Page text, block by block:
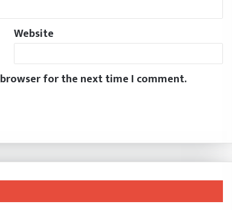
Website
for the next time I comment.